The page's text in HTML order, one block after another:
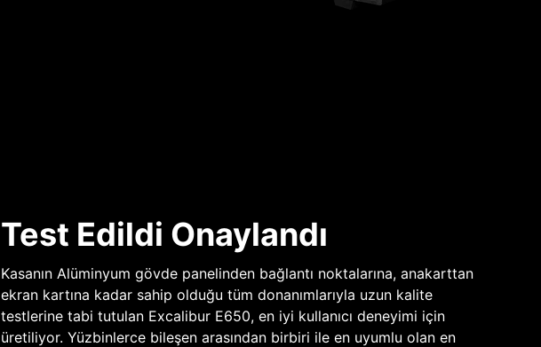
Test Edildi Onaylandı
Kasanın Alüminyum gövde panelinden bağlantı noktalarına, anakarttan
ekran kartına kadar sahip olduğu tüm donanımlarıyla uzun kalite
testlerine tabi tutulan Excalibur E650, en iyi kullanıcı deneyimi için
üretiliyor. Yüzbinlerce bileşen arasından birbiri ile en uyumlu olan en